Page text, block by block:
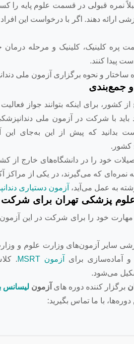
نمره قبولی در قسمت علوم پایه
ارائه دهند. اگر با درخواست این
کلینیک، کلینیک و مرحله درمان
ساختار و نحوه برگزاری آزمون ملی
جمع‌بندی
کشور، برای اینکه بتوانند جواز
با شرکت در آزمون ملی
بدانید که پیش از این به‌جای
کشور.
خود را در دانشگاه‌های خارج
نمره‌ای که می‌گیرند، در یکی از
به عمل می‌آید،‌ آزمون دستیاری
پزشکی تهران برای
خود را برای شرکت در این آزمون
سایر آزمون‌های وزارت علوم و
و آماده‌سازی برای آزمون MSRT
.
می‌شود.
برگزار کننده دوره های آزمون لیسانس
با ما تماس بگیرید: